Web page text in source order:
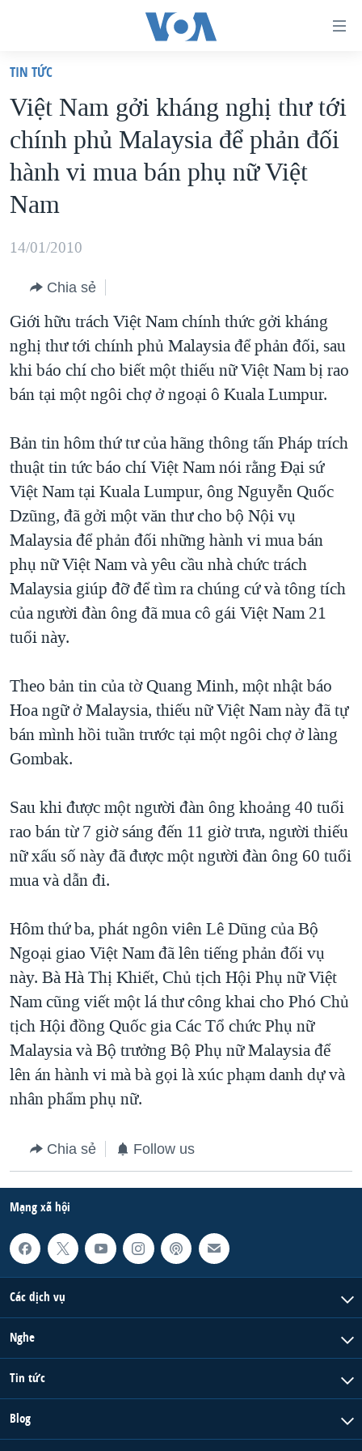
truy
cập
Tới
nội
chính
Tới
hướng
chính
tới
"Tìm"
VIỆT NAM
HOA KỲ
BIỂN ĐÔNG
THẾ GIỚI
MỤC
TỰ DO BÁO CHÍ
VẠCH TRẦN TIN GIẢ
NGƯỜI VIỆT HẢI NGOẠI
KINH TẾ
KHOA HỌC
SỨC KHOẺ
VĂN HOÁ
GIÁO DỤC
CHUYÊN ĐỀ
CHIẾN TRANH THƯƠNG MẠI CỦA MỸ: QUÁ KHỨ VÀ HIỆN
TẠI
HÀNH TRÌNH BẦU CỬ 2024
GIẢI MÃ VÀNH ĐAI & CON ĐƯỜNG
NGÀY TỊ NẠN THẾ GIỚI
TRỊNH VĨNH BÌNH - NGƯỜI HẠ 'BÊN THẮNG CUỘC'
GROUND ZERO – XƯA VÀ NAY
CHI PHÍ CHIẾN TRANH AFGHANISTAN
CÁC GIÁ TRỊ CỘNG HÒA Ở VIỆT NAM
THƯỢNG ĐỈNH TRUMP-KIM TẠI VIỆT NAM
NGƯ DÂN VIỆT VÀ LÀN SÓNG TRỘM HẢI SÂM
BÊN KIA QUỐC LỘ: TIẾNG VỌNG TỪ NÔNG THÔN MỸ
HỌC TIẾNG ANH
VIDEO
NGHE
MẠNG XÃ HỘI
Ngôn ngữ khác
TIN TỨC
Việt Nam gởi kháng nghị thư tới
chính phủ Malaysia để phản đối
hành vi mua bán phụ nữ Việt
Nam
14/01/2010
Chia sẻ
Giới hữu trách Việt Nam chính thức gởi kháng
nghị thư tới chính phủ Malaysia để phản đối, sau
khi báo chí cho biết một thiếu nữ Việt Nam bị rao
bán tại một ngôi chợ ở ngoại ô Kuala Lumpur.
Bản tin hôm thứ tư của hãng thông tấn Pháp trích
thuật tin tức báo chí Việt Nam nói rằng Đại sứ
Việt Nam tại Kuala Lumpur, ông Nguyễn Quốc
Dzũng, đã gởi một văn thư cho bộ Nội vụ
Malaysia để phản đối những hành vi mua bán
phụ nữ Việt Nam và yêu cầu nhà chức trách
Malaysia giúp đỡ để tìm ra chúng cứ và tông tích
của người đàn ông đã mua cô gái Việt Nam 21
tuổi này.
Theo bản tin của tờ Quang Minh, một nhật báo
Hoa ngữ ở Malaysia, thiếu nữ Việt Nam này đã tự
bán mình hồi tuần trước tại một ngôi chợ ở làng
Gombak.
Sau khi được một người đàn ông khoảng 40 tuổi
rao bán từ 7 giờ sáng đến 11 giờ trưa, người thiếu
nữ xấu số này đã được một người đàn ông 60 tuổi
mua và dẫn đi.
Hôm thứ ba, phát ngôn viên Lê Dũng của Bộ
Ngoại giao Việt Nam đã lên tiếng phản đối vụ
này. Bà Hà Thị Khiết, Chủ tịch Hội Phụ nữ Việt
Nam cũng viết một lá thư công khai cho Phó Chủ
tịch Hội đồng Quốc gia Các Tổ chức Phụ nữ
Malaysia và Bộ trưởng Bộ Phụ nữ Malaysia để
lên án hành vi mà bà gọi là xúc phạm danh dự và
nhân phẩm phụ nữ.
Chia sẻ Follow us
Mạng xã hội
Các dịch vụ
Nghe
Tin tức
Blog